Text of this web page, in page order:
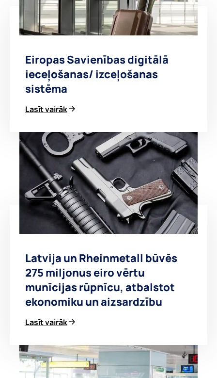
Eiropas Savienības digitālā
ieceļošanas/ izceļošanas
sistēma
Lasīt vairāk
Latvija un Rheinmetall būvēs
275 miljonus eiro vērtu
munīcijas rūpnīcu, atbalstot
ekonomiku un aizsardzību
Lasīt vairāk